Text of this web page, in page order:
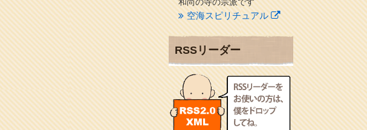
和尚の寺の宗派です
空海スピリチュアル
２１世紀を（空海）する情
クリプロホームページ
地域のライターさんです
小豆島 圓満寺
小豆島霊場第７４番のお寺
新聞屋の道具箱
RSSリーダー